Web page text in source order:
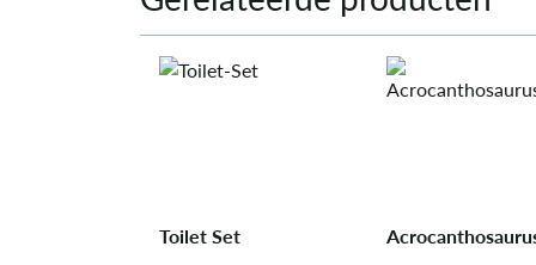
Toilet Set